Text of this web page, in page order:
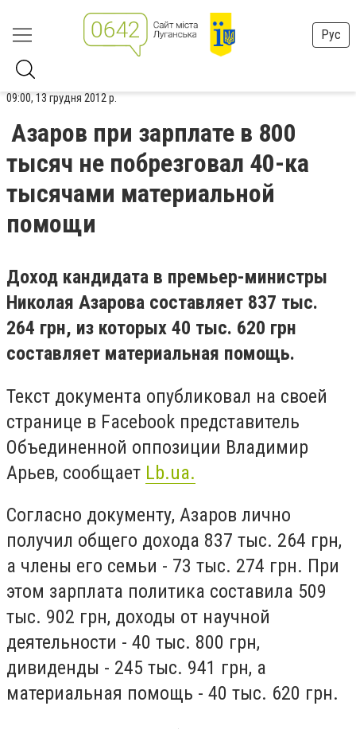
Рус
09:00, 13 грудня 2012 р.
Азаров при зарплате в 800
тысяч не побрезговал 40-ка
тысячами материальной
помощи
Доход кандидата в премьер-министры
Николая Азарова составляет 837 тыс.
264 грн, из которых 40 тыс. 620 грн
составляет материальная помощь.
Текст документа опубликовал на своей
странице в Facebook представитель
Объединенной оппозиции Владимир
Арьев, сообщает Lb.ua.
Согласно документу, Азаров лично
получил общего дохода 837 тыс. 264 грн,
а члены его семьи - 73 тыс. 274 грн. При
этом зарплата политика составила 509
тыс. 902 грн, доходы от научной
деятельности - 40 тыс. 800 грн,
дивиденды - 245 тыс. 941 грн, а
материальная помощь - 40 тыс. 620 грн.